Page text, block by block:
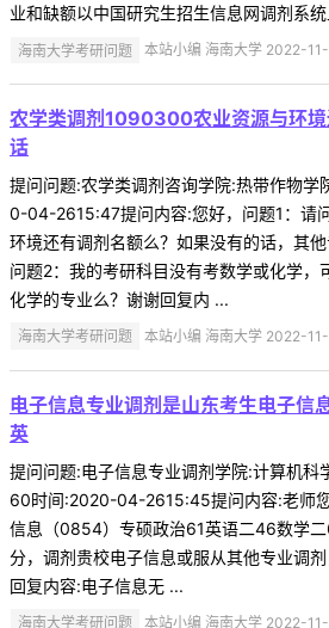
业和缺额以中国研究生招生信息网调剂系
海南大学考研问题 本站小编 海南大学 2022-
农学类调剂1090300农业资源与环境
话
提问问题:农学类调剂咨询学院:热带作物
0-04-2615:47提问内容:您好，问题1：请
环境还有调剂名额么？如果没有的话，其他
问题2：我的考研科目没有考数学或化学，
化学的专业么？谢谢回复内 ...
海南大学考研问题 本站小编 海南大学 2022-
电子信息专业调剂是山东考生电子信
英
提问问题:电子信息专业调剂学院:计算机
60时间:2020-04-2615:45提问内容:老师
信息（0854）专硕政治61英语二46数学
分，调剂贵校电子信息或服从其他专业调剂
回复内容:电子信息无 ...
海南大学考研问题 本站小编 海南大学 2022-